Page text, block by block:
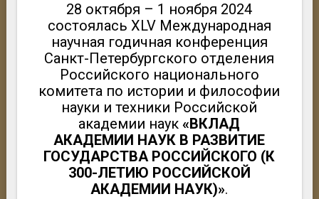
28 октября – 1 ноября 2024
состоялась XLV Международная
научная годичная конференция
Санкт-Петербургского отделения
Российского национального
комитета по истории и философии
науки и техники Российской
академии наук «ВКЛАД
АКАДЕМИИ НАУК В РАЗВИТИЕ
ГОСУДАРСТВА РОССИЙСКОГО (К
300-ЛЕТИЮ РОССИЙСКОЙ
АКАДЕМИИ НАУК)».